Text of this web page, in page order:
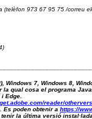
(telèfon 973 67 95 75 /correu
Windows 7, Windows 8,
qual cosa el programa
Edge.
reader/
Es poden obtenir a https://
la última versió